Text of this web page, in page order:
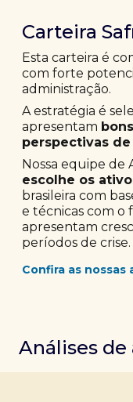
Carteira
Esta carteira é
com forte
administração.
A estratégia é
apresentam
perspectivas
Nossa equipe de
escolhe os
brasileira com
e técnicas com o
apresentam
períodos de crise.
Confira as nossas
Análises de